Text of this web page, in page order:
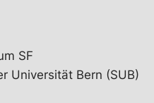
SF
Universität Bern (SUB)